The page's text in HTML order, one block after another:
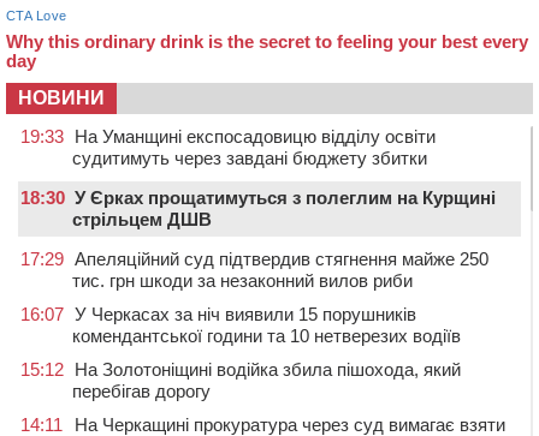
НОВИНИ
19:33 На Уманщині експосадовицю відділу освіти
судитимуть через завдані бюджету збитки
18:30 У Єрках прощатимуться з полеглим на Курщині
стрільцем ДШВ
17:29 Апеляційний суд підтвердив стягнення майже 250
тис. грн шкоди за незаконний вилов риби
16:07 У Черкасах за ніч виявили 15 порушників
комендантської години та 10 нетверезих водіїв
15:12 На Золотоніщині водійка збила пішохода, який
перебігав дорогу
14:11
На Черкащині прокуратура через суд вимагає взяти